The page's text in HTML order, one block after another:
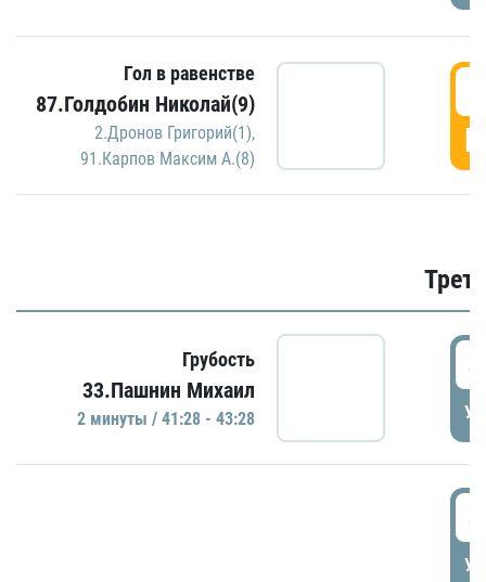
Гол в равенстве
87.Голдобин Николай(9)
2.Дронов Григорий(1),
91.Карпов Максим А.(8)
Грубость
33.Пашнин Михаил
2 минуты / 41:28 - 43:28